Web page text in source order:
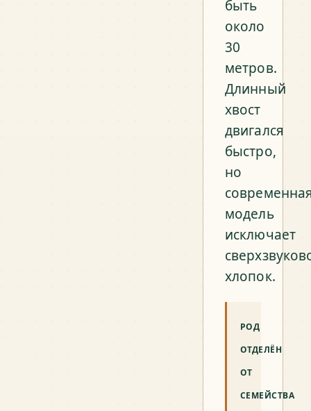
быть
около
30
метров.
Длинный
хвост
двигался
быстро,
но
модель
исключает
хлопок.
РОД
ОТДЕЛЁН
ОТ
СЕМЕЙСТВА